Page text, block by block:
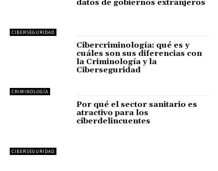
CIBERSEGURIDAD
datos de gobiernos extranjeros
CRIMINOLOGÍA
Cibercriminología: qué es y
cuáles son sus diferencias con
la Criminología y la
Ciberseguridad
CIBERSEGURIDAD
Por qué el sector sanitario es
atractivo para los
ciberdelincuentes